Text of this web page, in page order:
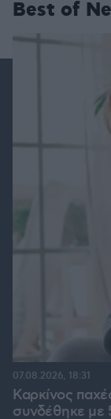
Best of
Καρκίνος
συνδέθηκε με
07.08.2026, 18:31